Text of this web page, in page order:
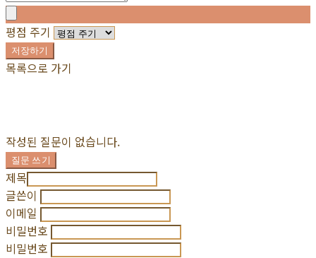
평점 주기
저장하기
목록으로 가기
작성된 질문이 없습니다.
질문 쓰기
제목
글쓴이
이메일
비밀번호
비밀번호